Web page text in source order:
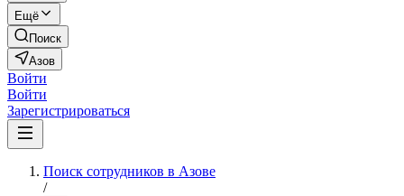
Ещё
Поиск
Азов
Войти
Войти
Зарегистрироваться
Поиск сотрудников в Азове
/